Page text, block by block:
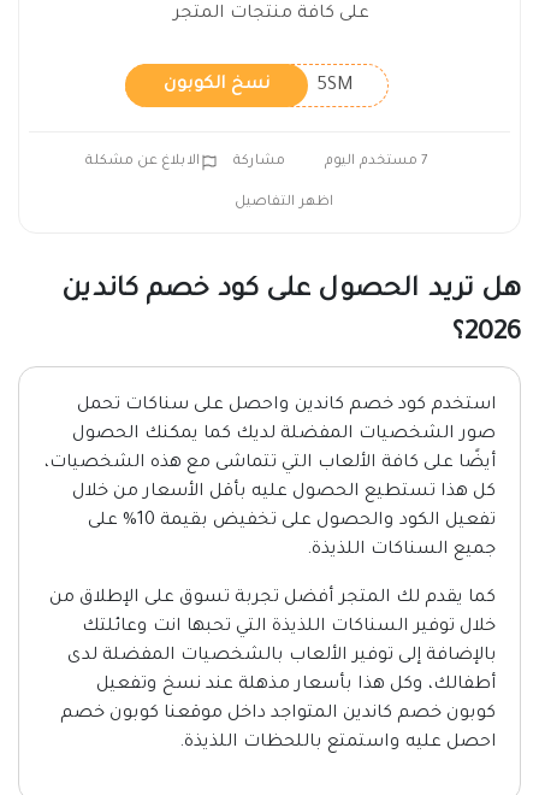
على كافة منتجات المتجر
5SM نسخ الكوبون
7 مستخدم اليوم مشاركة الابلاغ عن مشكلة
اظهر التفاصيل
هل تريد الحصول على كود خصم كاندين
2026؟
استخدم كود خصم كاندين واحصل على سناكات تحمل
صور الشخصيات المفضلة لديك كما يمكنك الحصول
أيضًا على كافة الألعاب التي تتماشى مع هذه الشخصيات،
كل هذا تستطيع الحصول عليه بأقل الأسعار من خلال
تفعيل الكود والحصول على تخفيض بقيمة 10% على
جميع السناكات اللذيذة.
كما يقدم لك المتجر أفضل تجربة تسوق على الإطلاق من
خلال توفير السناكات اللذيذة التي تحبها انت وعائلتك
بالإضافة إلى توفير الألعاب بالشخصيات المفضلة لدى
أطفالك، وكل هذا بأسعار مذهلة عند نسخ وتفعيل
كوبون خصم كاندين المتواجد داخل موقعنا كوبون خصم
احصل عليه واستمتع باللحظات اللذيذة.